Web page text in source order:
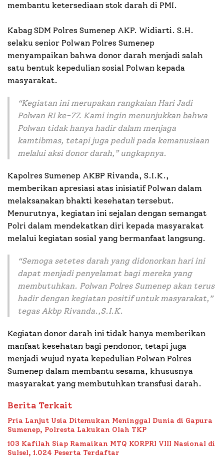
membantu ketersediaan stok darah di PMI.
Kabag SDM Polres Sumenep AKP. Widiarti. S.H.
selaku senior Polwan Polres Sumenep
menyampaikan bahwa donor darah menjadi salah
satu bentuk kepedulian sosial Polwan kepada
masyarakat.
“Kegiatan ini merupakan rangkaian Hari Jadi
Polwan RI ke-77. Kami ingin menunjukkan bahwa
Polwan tidak hanya hadir dalam menjaga
kamtibmas, tetapi juga peduli pada kemanusiaan
melalui aksi donor darah,” ungkapnya.
Kapolres Sumenep AKBP Rivanda, S.I.K.,
memberikan apresiasi atas inisiatif Polwan dalam
melaksanakan bhakti kesehatan tersebut.
Menurutnya, kegiatan ini sejalan dengan semangat
Polri dalam mendekatkan diri kepada masyarakat
melalui kegiatan sosial yang bermanfaat langsung.
“Semoga setetes darah yang didonorkan hari ini
dapat menjadi penyelamat bagi mereka yang
membutuhkan. Polwan Polres Sumenep akan terus
hadir dengan kegiatan positif untuk masyarakat,”
tegas Akbp Rivanda.,S.I.K.
Kegiatan donor darah ini tidak hanya memberikan
manfaat kesehatan bagi pendonor, tetapi juga
menjadi wujud nyata kepedulian Polwan Polres
Sumenep dalam membantu sesama, khususnya
masyarakat yang membutuhkan transfusi darah.
Berita Terkait
Pria Lanjut Usia Ditemukan Meninggal Dunia di Gapura
Sumenep, Polresta Lakukan Olah TKP
103 Kafilah Siap Ramaikan MTQ KORPRI VIII Nasional di
Sulsel, 1.024 Peserta Terdaftar